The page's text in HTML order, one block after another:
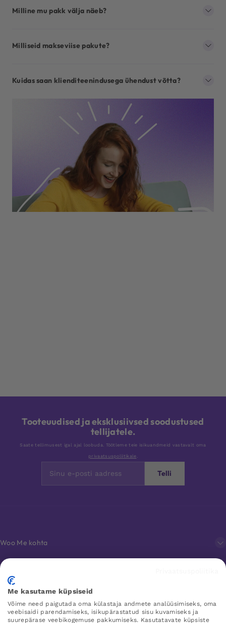
Milline mu pakk välja näeb?
Milliseid makseviise pakute?
Kuidas saan klienditeenindusega ühendust võtta?
Tooteuudised ja eksklusiivsed soodustused
tellijatele.
Saate tellimusest igal ajal loobuda. Töötleme teie isikuandmeid vastavalt oma
privaatsuspoliitikale
Telli
Woo Me kohta
Klienditeenindus
Lemmikud
Me kasutame küpsiseid
Võime need paigutada oma külastaja andmete analüüsimiseks, oma
veebisaidi parendamiseks, isikupärastatud sisu kuvamiseks ja
suurepärase veebikogemuse pakkumiseks. Kasutatavate küpsiste